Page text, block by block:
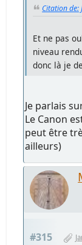
Citation de:
Et ne pas
niveau
donc là je
Je parlais
Le Canon
peut être
ailleurs)
#315